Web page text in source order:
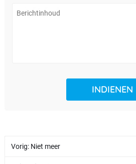
Vorig: Niet meer